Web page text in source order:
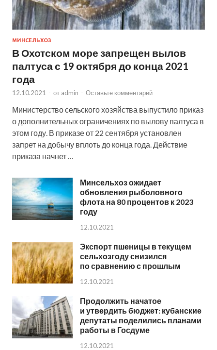
МИНСЕЛЬХОЗ
В Охотском море запрещен вылов
палтуса с 19 октября до конца 2021
года
12.10.2021 - от admin - Оставьте комментарий
Министерство сельского хозяйства выпустило приказ
о дополнительных ограничениях по вылову палтуса в
этом году. В приказе от 22 сентября установлен
запрет на добычу вплоть до конца года. Действие
приказа начнет …
Минсельхоз ожидает
обновления рыболовного
флота на 80 процентов к 2023
году
12.10.2021
Экспорт пшеницы в текущем
сельхозгоду снизился
по сравнению с прошлым
12.10.2021
Продолжить начатое
и утвердить бюджет: кубанские
депутаты поделились планами
работы в Госдуме
12.10.2021